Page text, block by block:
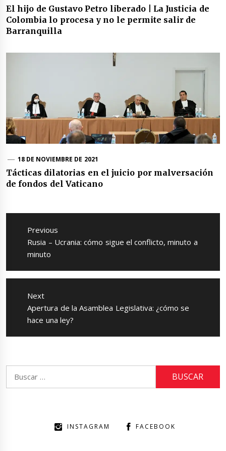
El hijo de Gustavo Petro liberado | La Justicia de
Colombia lo procesa y no le permite salir de
Barranquilla
18 DE NOVIEMBRE DE 2021
Tácticas dilatorias en el juicio por malversación
de fondos del Vaticano
Navegación
entradas
Previous
Previous
post:
Rusia – Ucrania: cómo sigue el conflicto, minuto a
minuto
Next
Next
post:
Apertura de la Asamblea Legislativa: ¿cómo se
hace una ley?
INSTAGRAM FACEBOOK